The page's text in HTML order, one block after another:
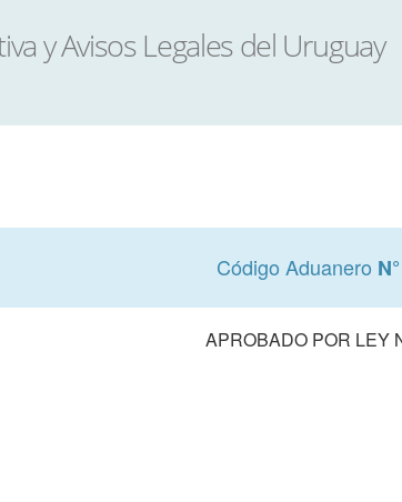
Código Aduanero
APROBADO POR LEY